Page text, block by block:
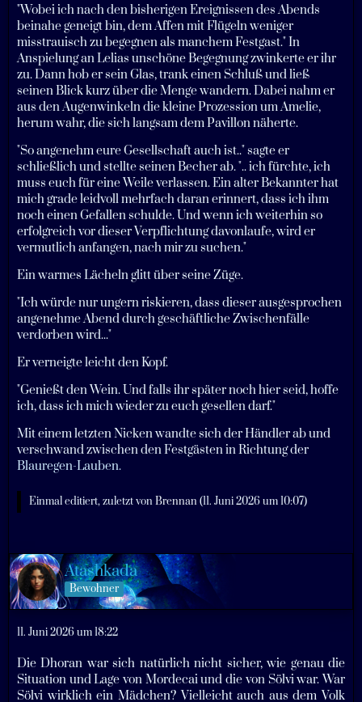
"Wobei ich nach den bisherigen Ereignissen des Abends
beinahe geneigt bin, dem Affen mit Flügeln weniger
misstrauisch zu begegnen als manchem Festgast." In
Anspielung an Lelias unschöne Begegnung zwinkerte er ihr
zu. Dann hob er sein Glas, trank einen Schluß und ließ
seinen Blick kurz über die Menge wandern. Dabei nahm er
aus den Augenwinkeln die kleine Prozession um Amelie,
herum wahr, die sich langsam dem Pavillon näherte.
"So angenehm eure Gesellschaft auch ist.." sagte er
schließlich und stellte seinen Becher ab. ".. ich fürchte, ich
muss euch für eine Weile verlassen. Ein alter Bekannter hat
mich grade leidvoll mehrfach daran erinnert, dass ich ihm
noch einen Gefallen schulde. Und wenn ich weiterhin so
erfolgreich vor dieser Verpflichtung davonlaufe, wird er
vermutlich anfangen, nach mir zu suchen."
Ein warmes Lächeln glitt über seine Züge.
"Ich würde nur ungern riskieren, dass dieser ausgesprochen
angenehme Abend durch geschäftliche Zwischenfälle
verdorben wird..."
Er verneigte leicht den Kopf.
"Genießt den Wein. Und falls ihr später noch hier seid, hoffe
ich, dass ich mich wieder zu euch gesellen darf."
Mit einem letzten Nicken wandte sich der Händler ab und
verschwand zwischen den Festgästen in Richtung der
Blauregen-Lauben.
Einmal editiert, zuletzt vonBrennan(11. Juni 2026 um 10:07)
Atashkada
Bewohner
11. Juni 2026 um 18:22
Die Dhoran war sich natürlich nicht sicher, wie genau die
Situation und Lage von Mordecai und die von Sölvi war. War
Sölvi wirklich ein Mädchen? Vielleicht auch aus dem Volk